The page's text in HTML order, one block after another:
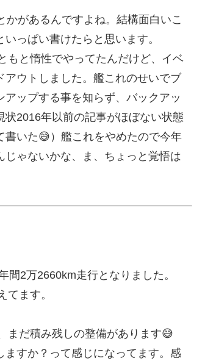
があるんですよね。結構面白いこ
っぱい書けたらと思います。
もと惰性でやってたんだけど、イベ
ウトしました。艦これのせいでブ
ップする事を知らず、バックアッ
2016年以前の記事がほぼない状態
書いた😅）艦これをやめたので今年
ゃないかな、ま、ちょっと覚悟は
2万2660km走行となりました。
ます。
まだ積み残しの整備があります😅
すか？って感じになってます。感